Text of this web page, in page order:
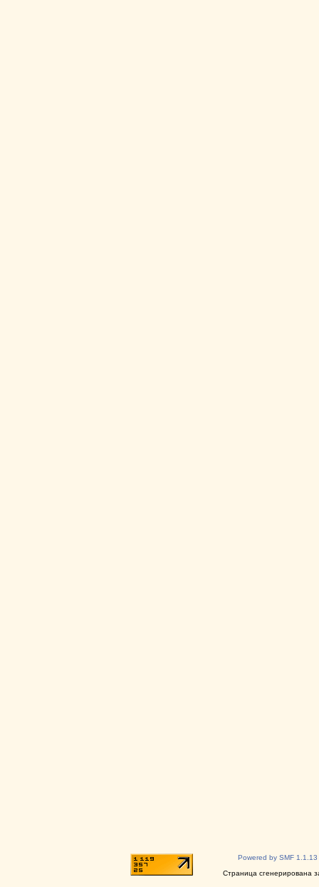
Powered by SMF 1.1.13
Страница сгенерирована